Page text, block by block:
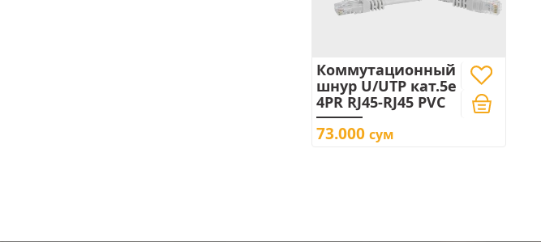
Коммутационный
шнур U/UTP кат.5e
4PR RJ45-RJ45 PVC
73.000 сум